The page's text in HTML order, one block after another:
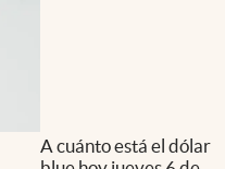
A cuánto está el dólar